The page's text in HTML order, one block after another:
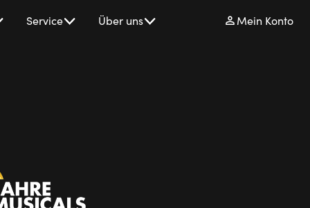
Service Über uns Mein Konto